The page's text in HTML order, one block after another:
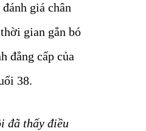
giá chân
gian gắn bó
đẳng cấp của
38.
đã thấy điều